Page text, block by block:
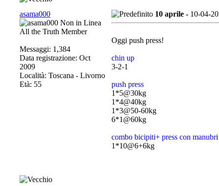
asama000
All the Truth Member
Messaggi: 1,384
Data registrazione: Oct
2009
Località: Toscana - Livorno
Età: 55
10 aprile - 10-04-
Oggi push press!
chin up
3-2-1
push press
1*5@30kg
1*4@40kg
1*3@50-60kg
6*1@60kg
combo bicipiti+ press con manubri
1*10@6+6kg